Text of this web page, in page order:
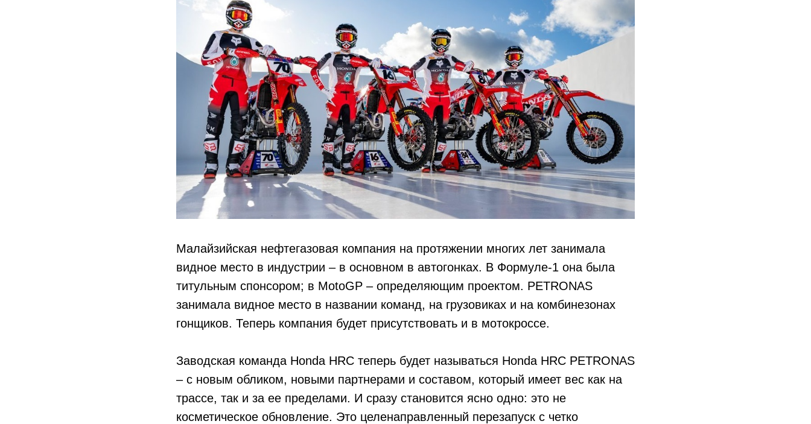
Малайзийская нефтегазовая компания на протяжении многих лет занимала
видное место в индустрии – в основном в автогонках. В Формуле-1 она была
титульным спонсором; в MotoGP – определяющим проектом. PETRONAS
занимала видное место в названии команд, на грузовиках и на комбинезонах
гонщиков. Теперь компания будет присутствовать и в мотокроссе.
Заводская команда Honda HRC теперь будет называться Honda HRC PETRONAS
– с новым обликом, новыми партнерами и составом, который имеет вес как на
трассе, так и за ее пределами. И сразу становится ясно одно: это не
косметическое обновление. Это целенаправленный перезапуск с четко